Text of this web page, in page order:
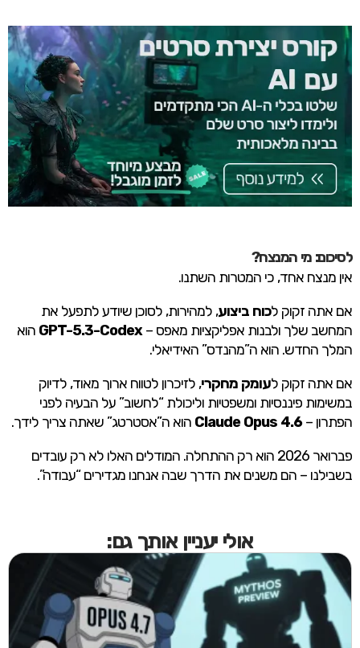
לסיכום: מי המנצח?
אין מנצח אחד, כי המטרות השתנו.
אם אתה זקוק לכוח ביצוע, למהירות, לסוכן שיודע לתפעל את
המחשב שלך ולבנות אפליקציות מאפס –GPT-5.3-Codex הוא
המלך החדש. הוא ה”מהנדס” האידיאלי.
אם אתה זקוק לעומק מחקרי, לזיכרון לטווח ארוך מאוד, לדיוק
במשימות פיננסיות ומשפטיות וליכולת “לחשוב” על הבעיה לפני
הפתרון –Claude Opus 4.6 הוא ה”אסטרטג” שאתה צריך לידך.
פברואר 2026 הוא רק ההתחלה. המודלים האלו לא רק עובדים
בשבילנו – הם משנים את הדרך שבה אנחנו מגדירים “עבודה”.
אולי יעניין אותך גם: